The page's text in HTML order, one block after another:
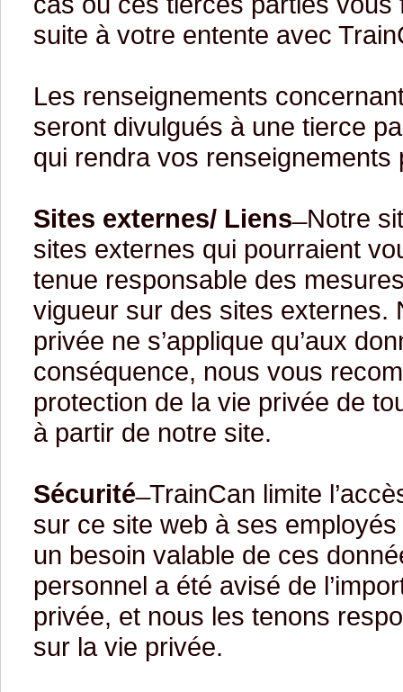
suite à votre entente avec
Les renseignements
seront divulgués à une tierce
qui rendra vos
Sites externes/ Liens Notre
sites externes qui pourraient
tenue responsable des
vigueur sur des sites externes.
privée ne s’applique qu’aux
conséquence, nous vous
protection de la vie privée de
à partir de notre site.
Sécurité TrainCan limite
sur ce site web à ses
un besoin valable de ces
personnel a été avisé de
privée, et nous les tenons
sur la vie privée.